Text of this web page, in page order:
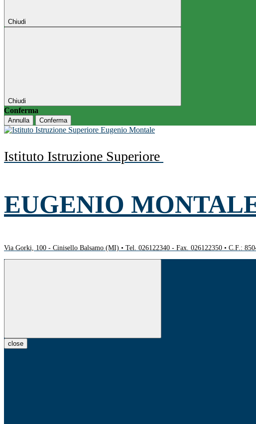
Chiudi
Chiudi
Conferma
Annulla Conferma
Istituto Istruzione Superiore
EUGENIO
Via Gorki, 100 - Cinisello Balsamo (MI) • Tel. 026122340 - Fax. 026122350 • C.F.:
close